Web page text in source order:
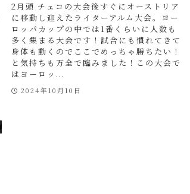
2月頭 チェコの大会後すぐにオーストリア
に移動し迎えたライターアルム大会。ヨー
ロッパカップの中では1番くらいに人数も
多く集まる大会です！試合にも慣れてきて
身体も動くのでここでめっちゃ勝ちたい！
と気持ちも万全で臨みました！この大会で
はヨーロッ...
2024年10月10日